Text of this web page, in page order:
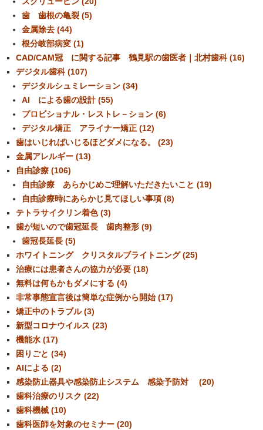
歯 歯根の亀裂 (5)
金属除去 (44)
根分岐部病変 (1)
CAD/CAM冠 に関する記事 鶴見駅の歯医者｜北村歯科 (16)
デジタル歯科 (107)
デジタルシュミレーション (34)
AI による歯の設計 (55)
プロビショナル・レストレ－ション (6)
デジタル矯正 アライナー矯正 (12)
歯はいじればいじるほどダメになる。 (23)
金属アレルギー (13)
自由診療 (106)
自由診療 あらかじめご理解いただきたいこと (19)
自由診療時にあらかじ見てほしい事項 (8)
テトラサイクリン着色 (3)
歯が短いので歯冠延長 歯肉整形 (9)
歯冠長延長 (5)
ホワイトニング クリスタルブライトニング (25)
治療には患者さんの協力が必要 (18)
無料は何もかもダメにする (4)
非常事態宣言後は簡単な症例から開始 (17)
矯正中のトラブル (3)
新型コロナウイルス (23)
機能水 (17)
困りごと (34)
AIによる (2)
感染防止器具や感染防止システム 感染予防対 (20)
歯科治療のリスク (22)
歯科機械 (10)
歯科医師を対象のセミナー (20)